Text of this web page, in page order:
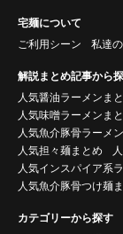
宅麺について
ご利用シーン
私達
解説まとめ記事から
人気醤油ラーメンま
人気味噌ラーメンま
人気魚介豚骨ラーメ
人気担々麺まとめ
人気インスパイア系
人気魚介豚骨つけ麺
カテゴリーから探す